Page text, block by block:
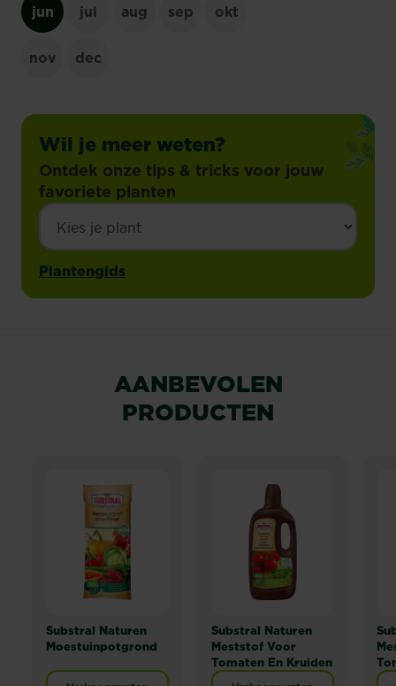
jun jul aug sep okt
nov dec
Wil je meer weten?
Ontdek onze tips & tricks voor jouw
favoriete planten
Plantengids
AANBEVOLEN
PRODUCTEN
Substral Naturen
Moestuinpotgrond
Substral Naturen
Meststof Voor
Tomaten En Kruiden